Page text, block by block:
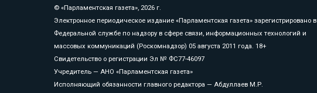
© «Парламентская газета», 2026 г.
Электронное периодическое издание «Парламентская газета» зарегистрировано в
Федеральной службе по надзору в сфере связи, информационных технологий и
массовых коммуникаций (Роскомнадзор) 05 августа 2011 года. 18+
Свидетельство о регистрации Эл № ФС77-46097
Учредитель — АНО «Парламентская газета»
Исполняющий обязанности главного редактора — Абдуллаев М.Р.